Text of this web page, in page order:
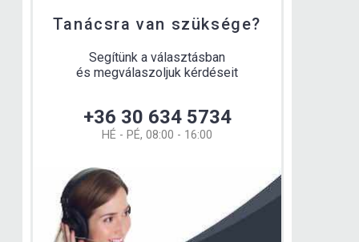
Tanácsra van szüksége?
Segítünk a választásban
és megválaszoljuk kérdéseit
+36 30 634 5734
HÉ - PÉ, 08:00 - 16:00